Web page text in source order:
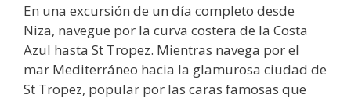
En una excursión de un día completo desde
Niza, navegue por la curva costera de la Costa
Azul hasta St Tropez. Mientras navega por el
mar Mediterráneo hacia la glamurosa ciudad de
St Tropez, popular por las caras famosas que